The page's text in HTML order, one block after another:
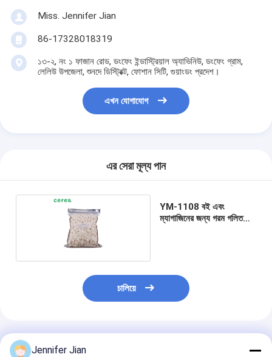
Miss. Jennifer Jian
86-17328018319
১৩-২, নং ১ ফাজান রোড, ডংফেং ইন্ডাস্ট্রিয়াল অ্যাভিনিউ, ডংফেং গ্রাম,
লেলিউ উপজেলা, শুনদে ডিস্ট্রিক্ট, ফোশান সিটি, গুয়াংডং প্রদেশ।
এখন যোগাযোগ
এর সেরা মূল্য পান
YM-1108 বই এবং
ম্যাগাজিনের জন্য গরম গলিত
চালিয়ে
প্রস্তাবিত পণ্য
Jennifer Jian